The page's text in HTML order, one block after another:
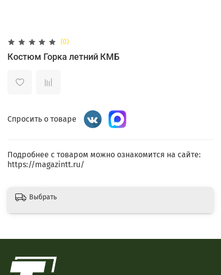
(0)
Костюм Горка летний КМБ
Спросить о товаре
Подробнее с товаром можно ознакомится на сайте:
https://magazintt.ru/
Выбрать